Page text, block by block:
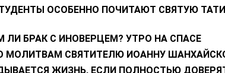
ОСОБЕННО ПОЧИТАЮТ СВЯТУЮ
ЛИ БРАК С ИНОВЕРЦЕМ? УТРО НА СПАСЕ
МОЛИТВАМ СВЯТИТЕЛЮ ИОАННУ
ЖИЗНЬ, ЕСЛИ ПОЛНОСТЬЮ